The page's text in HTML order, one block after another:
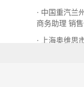
· 中国重汽兰
商务助理 销